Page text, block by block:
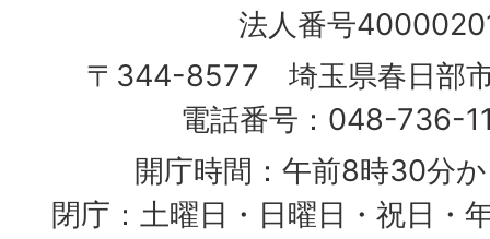
法人番号
〒344-8577 埼玉県春日部
電話番号：048-736-
開庁時間：午前8時30分
閉庁：土曜日・日曜日・祝日・